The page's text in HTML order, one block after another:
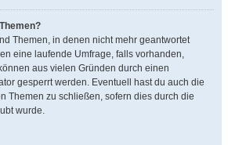
Themen, in denen nicht mehr geantwortet
eine laufende Umfrage, falls vorhanden,
aus vielen Gründen durch einen
gesperrt werden. Eventuell hast du auch die
Themen zu schließen, sofern dies durch die
wurde.